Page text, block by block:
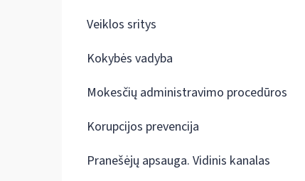
Veiklos sritys
Kokybės vadyba
Mokesčių administravimo procedūros
Korupcijos prevencija
Pranešėjų apsauga. Vidinis kanalas